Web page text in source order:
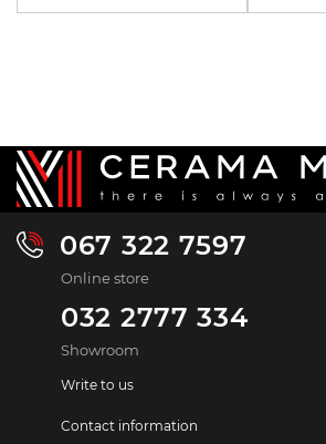
067 322 7597
Online store
032 2777 334
Showroom
Write to us
Contact information